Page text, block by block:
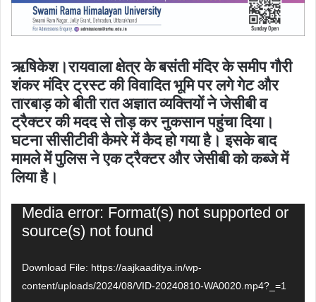
ऋषिकेश।रायवाला क्षेत्र के बसंती मंदिर के समीप गौरी
शंकर मंदिर ट्रस्ट की विवादित भूमि पर लगे गेट और
तारबाड़ को बीती रात अज्ञात व्यक्तियों ने जेसीबी व
ट्रैक्टर की मदद से तोड़ कर नुकसान पहुंचा दिया।
घटना सीसीटीवी कैमरे में कैद हो गया है। इसके बाद
मामले में पुलिस ने एकट्रैक्टर और जेसीबी को कब्जे में
लिया है।
Video
Player
Media error: Format(s) not supported or
source(s) not found
Download File: https://aajkaaditya.in/wp-
content/uploads/2024/08/VID-20240810-WA0020.mp4?_=1